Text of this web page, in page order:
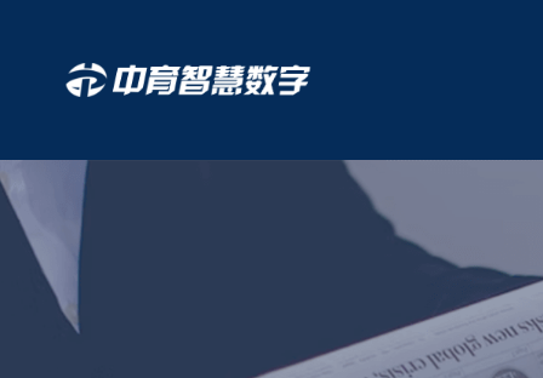
文